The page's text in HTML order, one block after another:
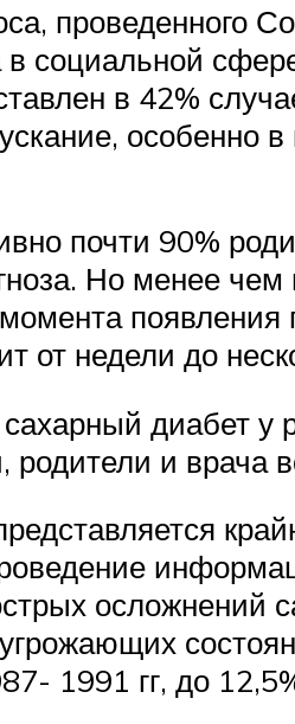
проведенного
в социальной
в 42%
особенно
почти 90%
Но менее
от недели до
диабет у
родители и
осложнений
1991 гг, до